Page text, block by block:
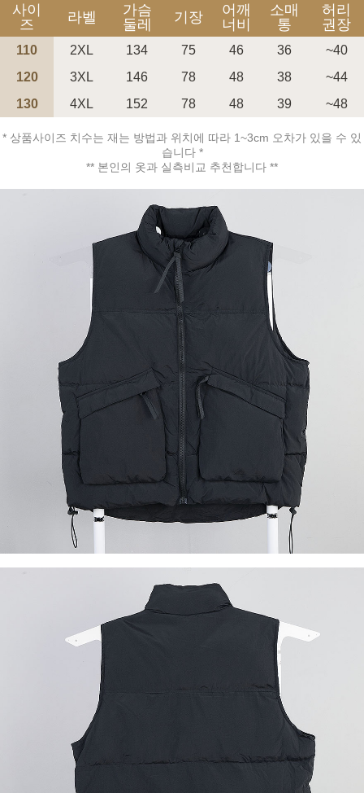
페이코 ID로 페
사이
즈
라벨
가슴
둘레
기장
어깨
너비
소매
통
허리
권장
110 2XL 134 75 46 36
~40
120
3XL 146 78 48 38
~44
130
4XL 152 78 48 39 ~48
* 상품사이즈 치수는 재는 방법과 위치에 따라 1~3cm 오차가 있을 수 있
습니다 *
** 본인의 옷과 실측비교 추천합니다 **